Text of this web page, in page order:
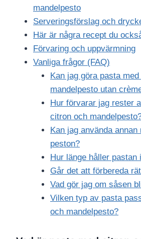
mandelpesto
Serveringsförslag och
Här är några recept du
Förvaring och uppvärmning
Vanliga frågor (FAQ)
Kan jag göra pasta
mandelpesto utan
Hur förvarar jag rester
citron och
Kan jag använda annan
peston?
Hur länge håller pastan
Går det att förbereda
Vad gör jag om såsen
Vilken typ av pasta
och mandelpesto?